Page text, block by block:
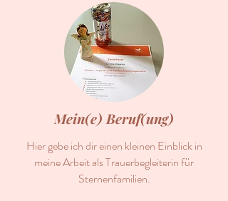
Mein(e) Beruf(ung)
Hier gebe ich dir einen kleinen Einblick in
meine Arbeit als Trauerbegleiterin für
Sternenfamilien.